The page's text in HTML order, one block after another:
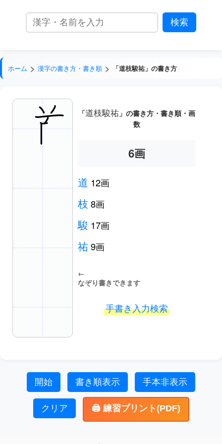
ホーム 漢字の書き方・書き順 「道枝駿祐」の書き方
「道枝駿祐 」の書き方・書き順・画
数
6画
道 12画
枝 8画
駿 17画
祐9画
←
なぞり書きできます
手書き入力検索
開始 書き順表示 手本非表示
クリア 🖨️ 練習プリント(PDF)